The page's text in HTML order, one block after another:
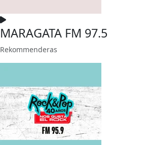
MARAGATA FM 97.5
Rekommenderas